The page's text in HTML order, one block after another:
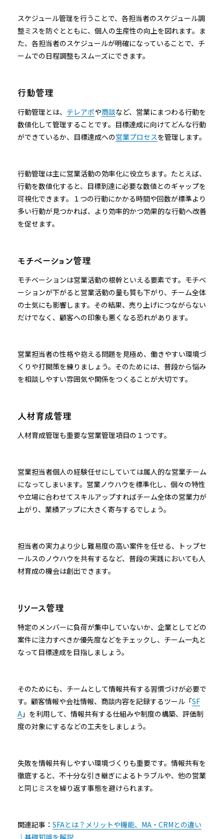
スケジュール管理を行うことで、各担当者のスケジュール調
整ミスを防ぐとともに、個人の生産性の向上を図れます。ま
た、各担当者のスケジュールが明確になっていることで、チ
ームでの日程調整もスムーズにできます。
行動管理
行動管理とは、 テレアポや商談など、営業にまつわる行動を
数値化して管理することです。目標達成に向けてどんな行動
ができているか、目標達成への営業プロセスを管理します。
行動管理は主に営業活動の効率化に役立ちます。たとえば、
行動を数値化すると、目標到達に必要な数値とのギャップを
可視化できます。１つの行動にかかる時間や回数が標準より
多い行動が見つかれば、より効率的かつ効果的な行動へ改善
を促せます。
モチベーション管理
モチベーションは営業活動の根幹といえる要素です。モチベ
ーションが下がると営業活動の量も質も下がり、チーム全体
の士気にも影響します。その結果、売り上げにつながらない
だけでなく、顧客への印象も悪くなる恐れがあります。
営業担当者の性格や抱える問題を見極め、働きやすい環境づ
くりや打開策を練りましょう。そのためには、普段から悩み
を相談しやすい雰囲気や関係をつくることが大切です。
人材育成管理
人材育成管理も重要な営業管理項目の１つです。
営業担当者個人の経験任せにしていては属人的な営業チーム
になってしまいます。営業ノウハウを標準化し、個々の特性
や立場に合わせてスキルアップすればチーム全体の営業力が
上がり、業績アップに大きく寄与するでしょう。
担当者の実力より少し難易度の高い案件を任せる、トップセ
ールスのノウハウを共有するなど、普段の実践においても人
材育成の機会は創出できます。
リソース管理
特定のメンバーに負荷が集中していないか、企業としてどの
案件に注力すべきか優先度などをチェックし、チーム一丸と
なって目標達成を目指しましょう。
そのためにも、チームとして情報共有する習慣づけが必要で
す。顧客情報や会社情報、商談内容を記録するツール「SF
A 」を利用して、情報共有する仕組みや制度の構築、評価制
度の対象にするなどの工夫をしましょう。
失敗を情報共有しやすい環境づくりも重要です。情報共有を
徹底すると、不十分な引き継ぎによるトラブルや、他の営業
と同じミスを繰り返す事態を避けられます。
関連記事： SFAとは？メリットや機能、MA・CRMとの違い